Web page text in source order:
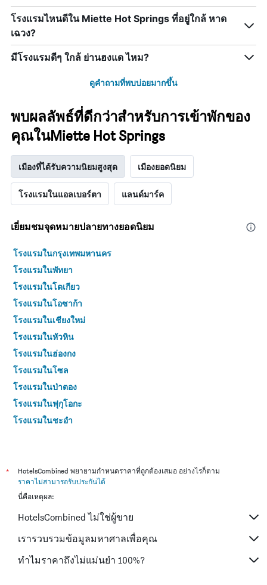
โรงแรมไหนดีใน Miette Hot Springs ที่อยู่ใกล้ หาด
เฉวง?
มีโรงแรมดีๆ ใกล้ ย่านฮงแด ไหม?
ดูคำถามที่พบบ่อยมากขึ้น
พบผลลัพธ์ที่ดีกว่าสำหรับการเข้าพักของ
คุณในMiette Hot Springs
เมืองที่ได้รับความนิยมสูงสุด เมืองยอดนิยม
โรงแรมในแอลเบอร์ตา แลนด์มาร์ค
เยี่ยมชมจุดหมายปลายทางยอดนิยม
โรงแรมในกรุงเทพมหานคร
โรงแรมในพัทยา
โรงแรมในโตเกียว
โรงแรมในโอซาก้า
โรงแรมในเชียงใหม่
โรงแรมในหัวหิน
โรงแรมในฮ่องกง
โรงแรมในโซล
โรงแรมในป่าตอง
โรงแรมในฟุกุโอกะ
โรงแรมในชะอำ
โรงแรมในเกาะสมุย
โรงแรมในเซี่ยงไฮ้
โรงแรมในเกาะช้าง (ตราด)
โรงแรมในไทเป
โรงแรมในหาดใหญ่
โรงแรมในชลบุรี
*
HotelsCombined พยายามกำหนดราคาที่ถูกต้องเสมอ อย่างไรก็ตาม
ราคาไม่สามารถรับประกันได้
นี่คือเหตุผล:
HotelsCombined ไม่ใช่ผู้ขาย
เรารวบรวมข้อมูลมหาศาลเพื่อคุณ
ทำไมราคาถึงไม่แม่นยำ 100%?